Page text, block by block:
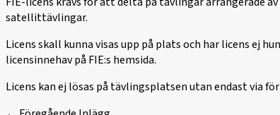
satellittävlingar.
Licens skall kunna visas upp på plats och har licens ej
licensinnehav på FIE:s hemsida.
Licens kan ej lösas på tävlingsplatsen utan endast via